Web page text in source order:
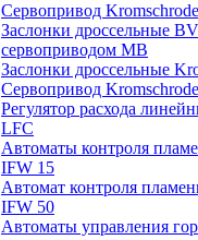
Сервопривод
Заслонки дроссельные
сервоприводом МВ
Заслонки дроссельные
Cервопривод
Регулятор расхода
LFC
Автоматы контроля
IFW 15
Автомат контроля
IFW 50
Автоматы управления